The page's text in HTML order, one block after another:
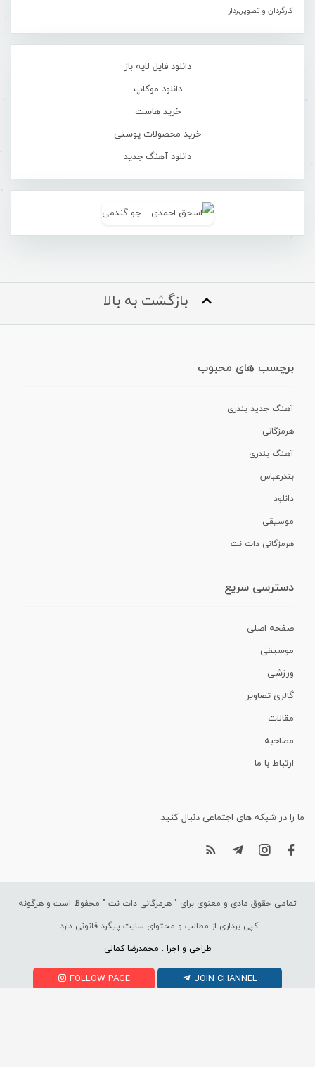
کارگردان و تصویربردار
دانلود فایل لایه باز
دانلود موکاپ
خرید هاست
خرید محصولات پوستی
دانلود آهنگ جدید
بازگشت به بالا
برچسب های محبوب
آهنگ جدید بندری
هرمزگانی
آهنگ بندری
بندرعباس
دانلود
موسیقی
هرمزگانی دات نت
دسترسی سریع
صفحه اصلی
موسیقی
ورزشی
گالری تصاویر
مقالات
مصاحبه
ارتباط با ما
ما را در شبکه های اجتماعی دنبال کنید.
تمامی حقوق مادی و معنوی برای " هرمزگانی دات نت " محفوظ است و هرگونه
کپی برداری از مطالب و محتوای سایت پیگرد قانونی دارد.
طراحی و اجرا : محمدرضا کمالی
FOLLOW PAGE JOIN CHANNEL